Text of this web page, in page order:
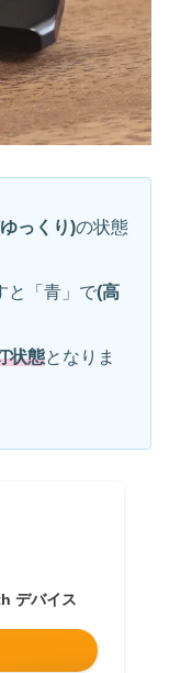
っくり)の状態
と「青」で(高
状態となりま
デバイス